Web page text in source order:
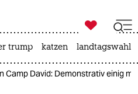
ich

taz zahl ich
trump katzen landtagswahl
Camp David: Demonstrativ einig